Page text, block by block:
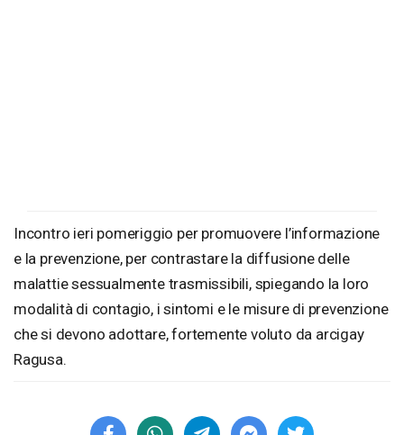
Incontro ieri pomeriggio per promuovere l’informazione
e la prevenzione, per contrastare la diffusione delle
malattie sessualmente trasmissibili, spiegando la loro
modalità di contagio, i sintomi e le misure di prevenzione
che si devono adottare, fortemente voluto da arcigay
Ragusa.